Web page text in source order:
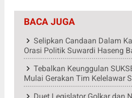
BACA JUGA
Selipkan Candaan Dalam
Orasi Politik Suwardi Haseng
Tebalkan Keunggulan
Mulai Gerakan Tim Kelelawar